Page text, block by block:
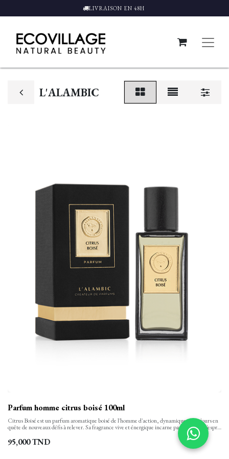
LIVRAISON EN 48H
L'ALAMBIC
Parfum homme citrus boisé 100ml
Citrus Boisé est un parfum aromatique boisé de l'homme d'action, dynamique et toujours en
quête de nouveaux défis à relever. Sa fragrance vive et énergique incarne parfaitement l'esprit
de victoire et d'aventure. Conçu pour l'homme qui ne recule devant rien, ce parfum est une
ode à la force intérieure et à la détermination.
95,000TND